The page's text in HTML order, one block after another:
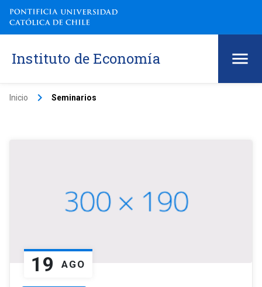
Instituto de Economía
Inicio keyboard_arrow_right Seminarios
19 AGO